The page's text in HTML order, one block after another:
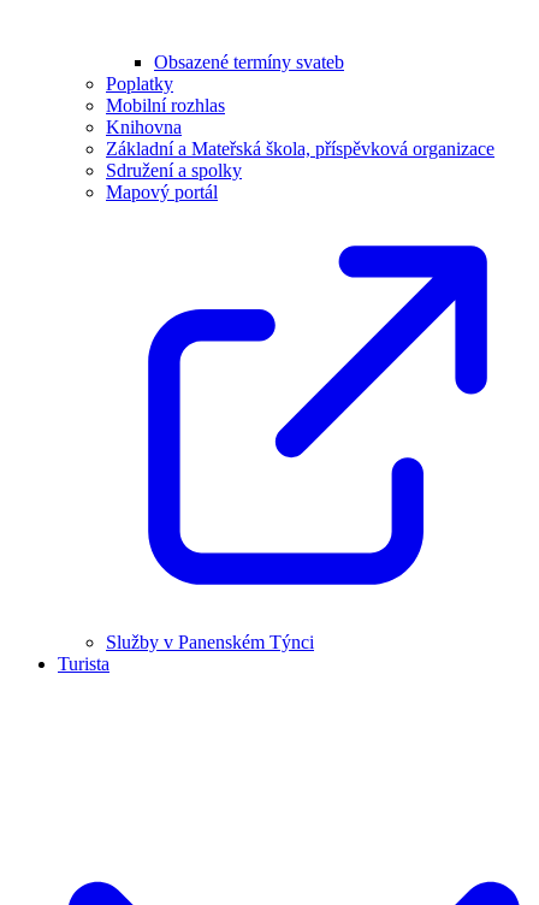
Obsazené termíny svateb
Poplatky
Mobilní rozhlas
Knihovna
Základní a Mateřská škola, příspěvková organizace
Sdružení a spolky
Mapový portál
Služby v Panenském Týnci
Turista